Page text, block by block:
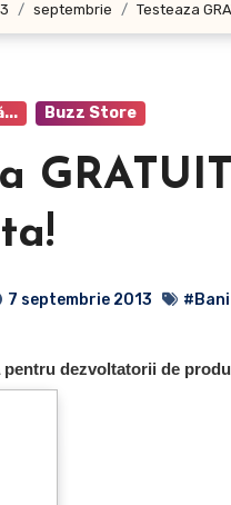
septembrie Testeaza
Buzz Store
7 septembrie 2013
pentru dezvoltatorii de